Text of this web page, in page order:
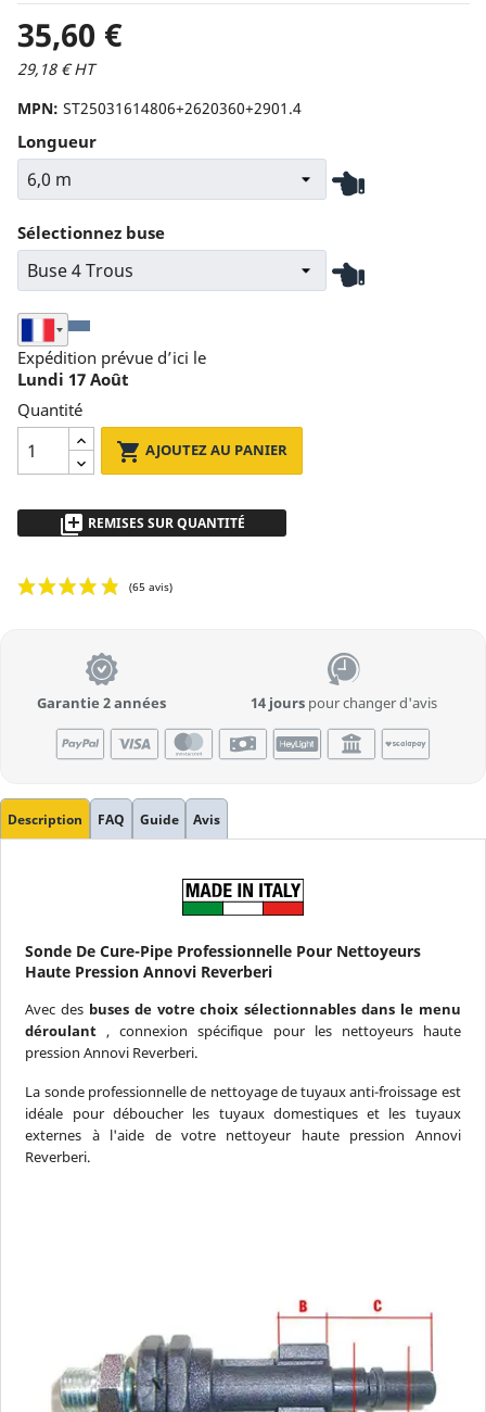
35,60 €
29,18 € HT
MPN: ST25031614806+2620360+2901.4
Longueur
Sélectionnez buse
Seleziona Nazione di Spedizione
Expédition prévue d’ici le
Lundi 17 Août
Quantité
 AJOUTEZ AU PANIER
library_add REMISES SUR QUANTITÉ
plus de 5
(65 avis)
Garantie 2 années 14 jourspour changer d'avis
Description FAQ Guide Avis
Sonde De Cure-Pipe Professionnelle Pour Nettoyeurs
Haute Pression Annovi Reverberi
Avec des buses de votre choix sélectionnables dans le menu
déroulant , connexion spécifique pour les nettoyeurs haute
pression Annovi Reverberi.
La sonde professionnelle de nettoyage de tuyaux anti-froissage est
idéale pour déboucher les tuyaux domestiques et les tuyaux
externes à l'aide de votre nettoyeur haute pression Annovi
Reverberi.